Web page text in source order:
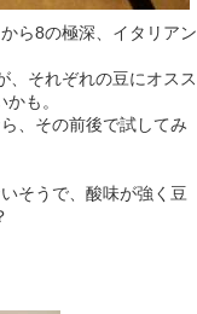
ら8の極深、イタリアン
、それぞれの豆にオスス
も。
、その前後で試してみ
そうで、酸味が強く豆